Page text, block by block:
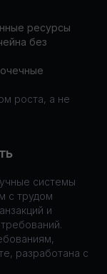
ресурсы
без
роста, а не
системы
с трудом
и
разработана с